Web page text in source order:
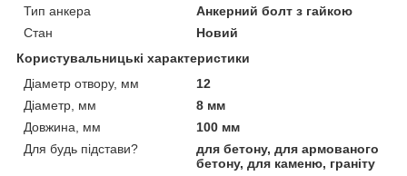
Тип анкера
Анкерний болт з гайкою
Стан
Новий
Користувальницькі характеристики
Діаметр отвору, мм
12
Діаметр, мм
8 мм
Довжина, мм
100 мм
Для будь підстави?
для бетону, для армованого
бетону, для каменю, граніту